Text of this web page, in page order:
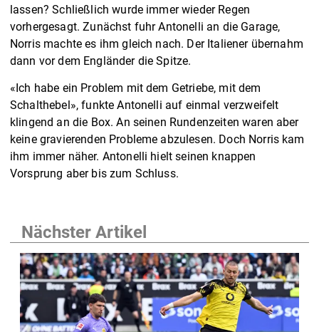
lassen? Schließlich wurde immer wieder Regen
vorhergesagt. Zunächst fuhr Antonelli an die Garage,
Norris machte es ihm gleich nach. Der Italiener übernahm
dann vor dem Engländer die Spitze.
«Ich habe ein Problem mit dem Getriebe, mit dem
Schalthebel», funkte Antonelli auf einmal verzweifelt
klingend an die Box. An seinen Rundenzeiten waren aber
keine gravierenden Probleme abzulesen. Doch Norris kam
ihm immer näher. Antonelli hielt seinen knappen
Vorsprung aber bis zum Schluss.
Nächster Artikel